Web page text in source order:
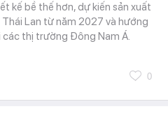
kế bề thế hơn, dự kiến sản xuất
Thái Lan từ năm 2027 và hướng
các thị trường Đông Nam Á.
0